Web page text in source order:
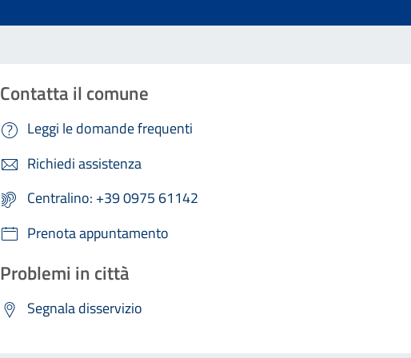
Contatta il comune
Leggi le domande frequenti
Richiedi assistenza
Centralino: +39 0975 61142
Prenota appuntamento
Problemi in città
Segnala disservizio